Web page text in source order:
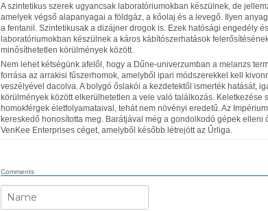
A szintetikus szerek ugyancsak laboratóriumokban készülnek, de
amelyek végső alapanyagai a földgáz, a kőolaj és a levegő. Ilyen
a fentanil. Szintetikusak a dizájner drogok is. Ezek hatósági engedély
laboratóriumokban készülnek a káros kábítószerhatások
minősíthetetlen körülmények között.
Nem lehet kétségünk afelől, hogy a Dűne-univerzumban a melanzs
forrása az arrakisi fűszerhomok, amelyből ipari módszerekkel kell
veszélyével dacolva. A bolygó őslakói a kezdetektől ismerték hatását,
körülmények között elkerülhetetlen a vele való találkozás. Keletkezése
homokférgek életfolyamataival, tehát nem növényi eredetű. Az
kereskedő honosította meg. Barátjával még a gondolkodó gépek elleni
VenKee Enterprises céget, amelyből később létrejött az Űrliga.
Comments